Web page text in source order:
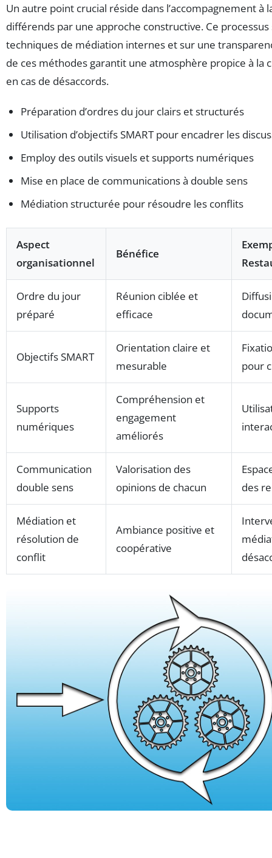
Un autre point crucial réside dans l’accompagnement à
différends par une approche constructive. Ce processus
techniques de médiation internes et sur une
de ces méthodes garantit une atmosphère propice à la
en cas de désaccords.
Préparation d’ordres du jour clairs et structurés
Utilisation d’objectifs SMART pour encadrer les
Employ des outils visuels et supports numériques
Mise en place de communications à double sens
Médiation structurée pour résoudre les conflits
Aspect
organisationnel
Bénéfice
Ordre du jour
préparé
Réunion ciblée et
efficace
Objectifs SMART
Orientation claire et
mesurable
pour
Supports
numériques
Compréhension et
engagement
améliorés
Communication
double sens
Valorisation des
opinions de chacun
des
Médiation et
résolution de
conflit
Ambiance positive et
coopérative